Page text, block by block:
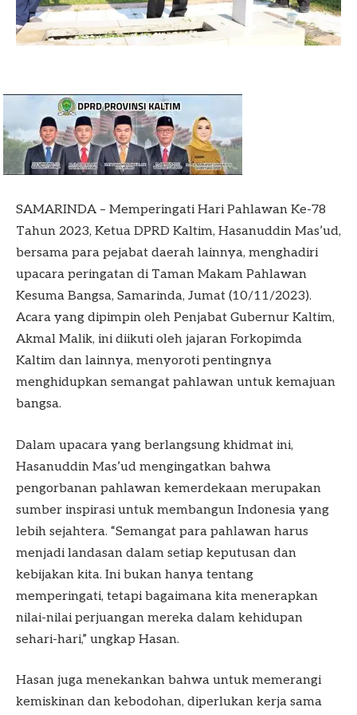
SAMARINDA – Memperingati Hari Pahlawan Ke-78
Tahun 2023, Ketua DPRD Kaltim, Hasanuddin Mas’ud,
bersama para pejabat daerah lainnya, menghadiri
upacara peringatan di Taman Makam Pahlawan
Kesuma Bangsa, Samarinda, Jumat (10/11/2023).
Acara yang dipimpin oleh Penjabat Gubernur Kaltim,
Akmal Malik, ini diikuti oleh jajaran Forkopimda
Kaltim dan lainnya, menyoroti pentingnya
menghidupkan semangat pahlawan untuk kemajuan
bangsa.
Dalam upacara yang berlangsung khidmat ini,
Hasanuddin Mas’ud mengingatkan bahwa
pengorbanan pahlawan kemerdekaan merupakan
sumber inspirasi untuk membangun Indonesia yang
lebih sejahtera. “Semangat para pahlawan harus
menjadi landasan dalam setiap keputusan dan
kebijakan kita. Ini bukan hanya tentang
memperingati, tetapi bagaimana kita menerapkan
nilai-nilai perjuangan mereka dalam kehidupan
sehari-hari,” ungkap Hasan.
Hasan juga menekankan bahwa untuk memerangi
kemiskinan dan kebodohan, diperlukan kerja sama